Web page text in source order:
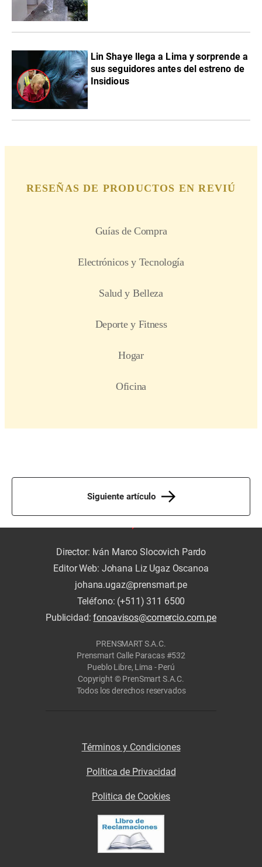
Lin Shaye llega a Lima y sorprende a
sus seguidores antes del estreno de
Insidious
Siguiente artículo
Director: Iván Marco Slocovich Pardo
Editor Web: Johana Liz Ugaz Oscanoa
johana.ugaz@prensmart.pe
Teléfono: (+511) 311 6500
Publicidad:fonoavisos@comercio.com.pe
PRENSMART S.A.C.
Prensmart Calle Paracas #532
Pueblo Libre, Lima - Perú
Copyright © PrenSmart S.A.C.
Todos los derechos reservados
Términos y Condiciones
Política de Privacidad
Politica de Cookies